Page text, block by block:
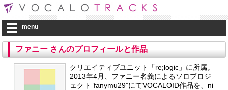
menu
ファニー さんのプロフィールと作品
クリエイティブユニット「re;logic」に所属。
2013年4月、ファニー名義によるソロプロジ
ェクト”fanymu29”にてVOCALOID作品を、ni